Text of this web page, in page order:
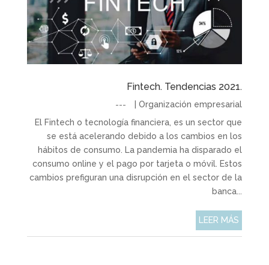
Fintech. Tendencias 2021.
|Organización empresarial
El Fintech o tecnología financiera, es un sector que
se está acelerando debido a los cambios en los
hábitos de consumo. La pandemia ha disparado el
consumo online y el pago por tarjeta o móvil. Estos
cambios prefiguran una disrupción en el sector de la
banca...
LEER MÁS